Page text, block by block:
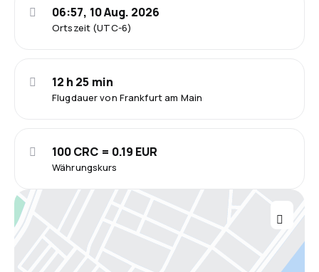
Ortszeit (UTC-6)
06:57, 10 Aug. 2026
Flugdauer von Frankfurt am Main
12 h 25 min
Währungskurs
100 CRC = 0.19 EUR